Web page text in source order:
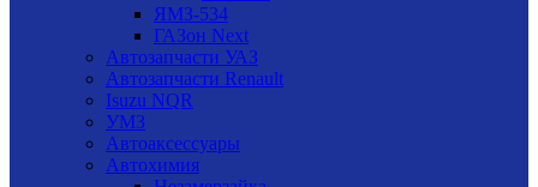
ЯМЗ-534
ГАЗон Next
Автозапчасти УАЗ
Автозапчасти Renault
Isuzu NQR
УМЗ
Автоаксессуары
Автохимия